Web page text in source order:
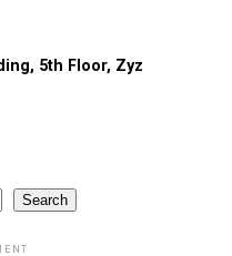
5th Floor, Zyz
Search